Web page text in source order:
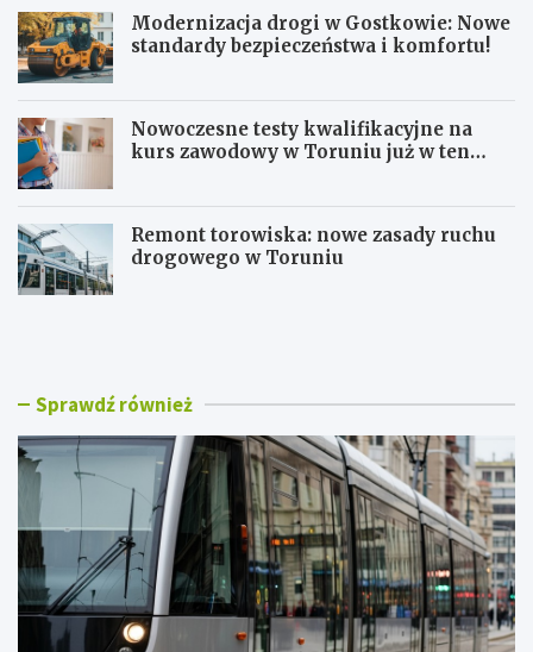
Modernizacja drogi w Gostkowie: Nowe
standardy bezpieczeństwa i komfortu!
Nowoczesne testy kwalifikacyjne na
kurs zawodowy w Toruniu już w ten
Remont torowiska: nowe zasady ruchu
drogowego w Toruniu
N
r
m
w
S
w
i
M
n
z
a
d
r
o
Sprawdź również